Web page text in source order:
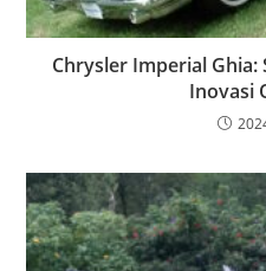
Chrysler Imperial Ghia:
Inovasi